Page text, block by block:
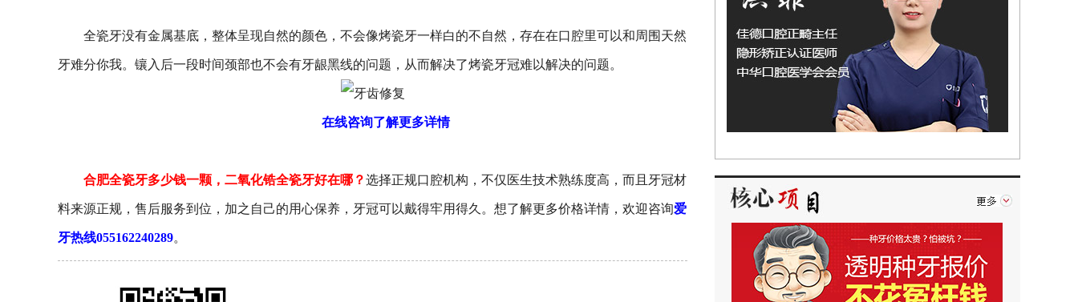
全瓷牙没有金属基底，整体呈现自然的颜色，不会像烤瓷牙一样白的不自然，存在在口腔里可以和周围天然
牙难分你我。镶入后一段时间颈部也不会有牙龈黑线的问题，从而解决了烤瓷牙冠难以解决的问题。
在线咨询了解更多详情
合肥全瓷牙多少钱一颗，二氧化锆全瓷牙好在哪？选择正规口腔机构，不仅医生技术熟练度高，而且牙冠材
料来源正规，售后服务到位，加之自己的用心保养，牙冠可以戴得牢用得久。想了解更多价格详情，欢迎咨询爱
牙热线055162240289。